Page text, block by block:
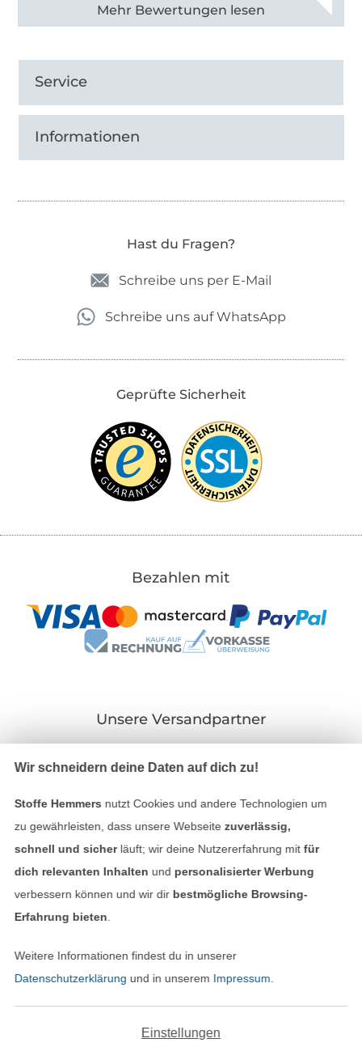
Alle 82990 Bewertungen ansehen
Service
Informationen
Hast du Fragen?
Schreibe uns per E-Mail
Schreibe uns auf WhatsApp
Geprüfte Sicherheit
Bezahlen mit
Unsere Versandpartner
AGB
Widerrufsrecht
In den deutschen Shop wechseln (aktuell
Wir schneidern deine Daten auf dich zu!
Stoffe Hemmers nutzt Cookies und andere Technologien um
zu gewährleisten, dass unsere Webseite zuverlässig,
schnell und sicherläuft; wir deine Nutzererfahrung mitfür
dich relevanten Inhalten und personalisierter Werbung
verbessern können und wir dir bestmögliche Browsing-
Erfahrung bieten
Weitere Informationen findest du in unserer
Datenschutzerklärung und in unserem Impressum
Einstellungen